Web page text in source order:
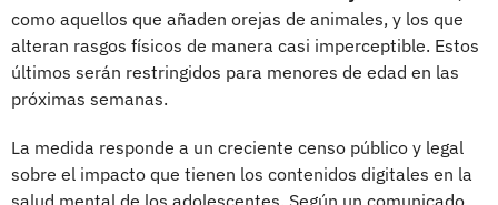
como aquellos que añaden orejas de animales, y los que
alteran rasgos físicos de manera casi imperceptible. Estos
últimos serán restringidos para menores de edad en las
próximas semanas.
La medida responde a un creciente censo público y legal
sobre el impacto que tienen los contenidos digitales en la
salud mental de los adolescentes. Según un comunicado